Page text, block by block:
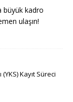
büyük kadro
ulaşın!
Kayıt Süreci